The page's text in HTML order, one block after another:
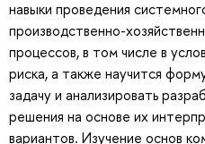
навыки проведения
производственно-
процессов, в том числе в
риска, а также научится
задачу и анализировать
решения на основе их
вариантов. Изучение основ